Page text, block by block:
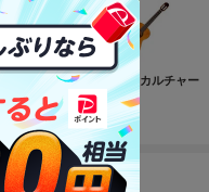
ちゃ、ゲーム ホビー、カルチャー